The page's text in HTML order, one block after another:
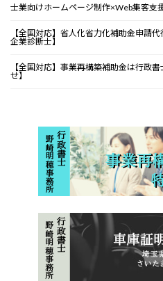
士業向けホームページ制作×Web集客支
【全国対応】省人化省力化補助金申請
企業診断士】
【全国対応】事業再構築補助金は行政
せ】